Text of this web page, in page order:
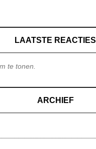
LAATSTE REACTIES
te tonen.
ARCHIEF